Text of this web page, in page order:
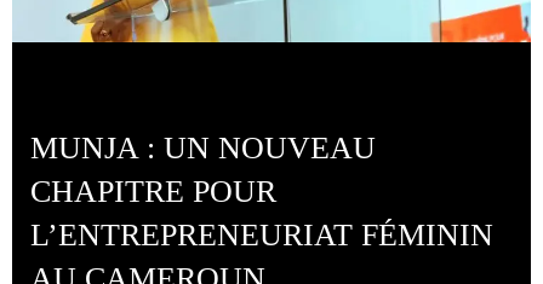
MUNJA : UN NOUVEAU
CHAPITRE POUR
L’ENTREPRENEURIAT FÉMININ